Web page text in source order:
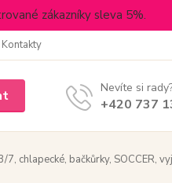
zákazníky sleva 5%.
Kontakty
Nevíte si
+420 737
7, chlapecké, bačkůrky, SOCCER,